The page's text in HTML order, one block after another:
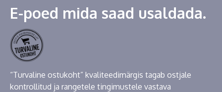
E-poed mida saad usaldada.
“Turvaline ostukoht” kvaliteedimärgis tagab ostjale
kontrollitud ja rangetele tingimustele vastava